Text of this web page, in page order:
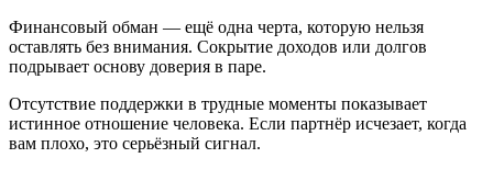
Финансовый обман — ещё одна черта, которую нельзя
оставлять без внимания. Сокрытие доходов или долгов
подрывает основу доверия в паре.
Отсутствие поддержки в трудные моменты показывает
истинное отношение человека. Если партнёр исчезает, когда
вам плохо, это серьёзный сигнал.